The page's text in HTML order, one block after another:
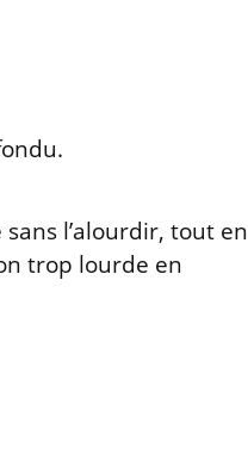
l’alourdir, tout en
trop lourde en